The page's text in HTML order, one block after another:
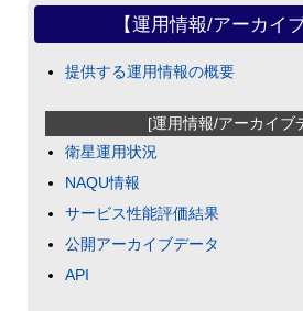
【運用情報/アーカイ
提供する運用情報の概要
[運用情報/アーカイブ
衛星運用状況
NAQU情報
サービス性能評価結果
公開アーカイブデータ
API